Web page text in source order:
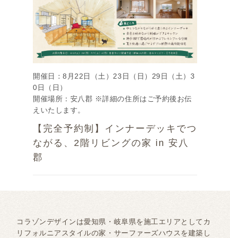
開催日：8月22日（土）23日（日）29日（土）3
0日（日）
開催場所：安八郡 ※詳細の住所はご予約後お伝
えいたします。
【完全予約制】インナーデッキでつ
ながる、2階リビングの家 in 安八
郡
コラゾンデザインは愛知県・岐阜県を施工エリアとしてカ
リフォルニアスタイルの家・サーファーズハウスを建築し